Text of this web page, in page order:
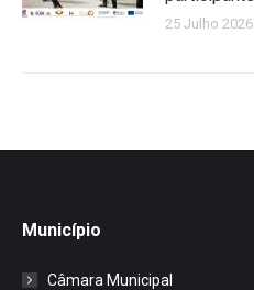
25 Julho 2026
Município
Câmara Municipal